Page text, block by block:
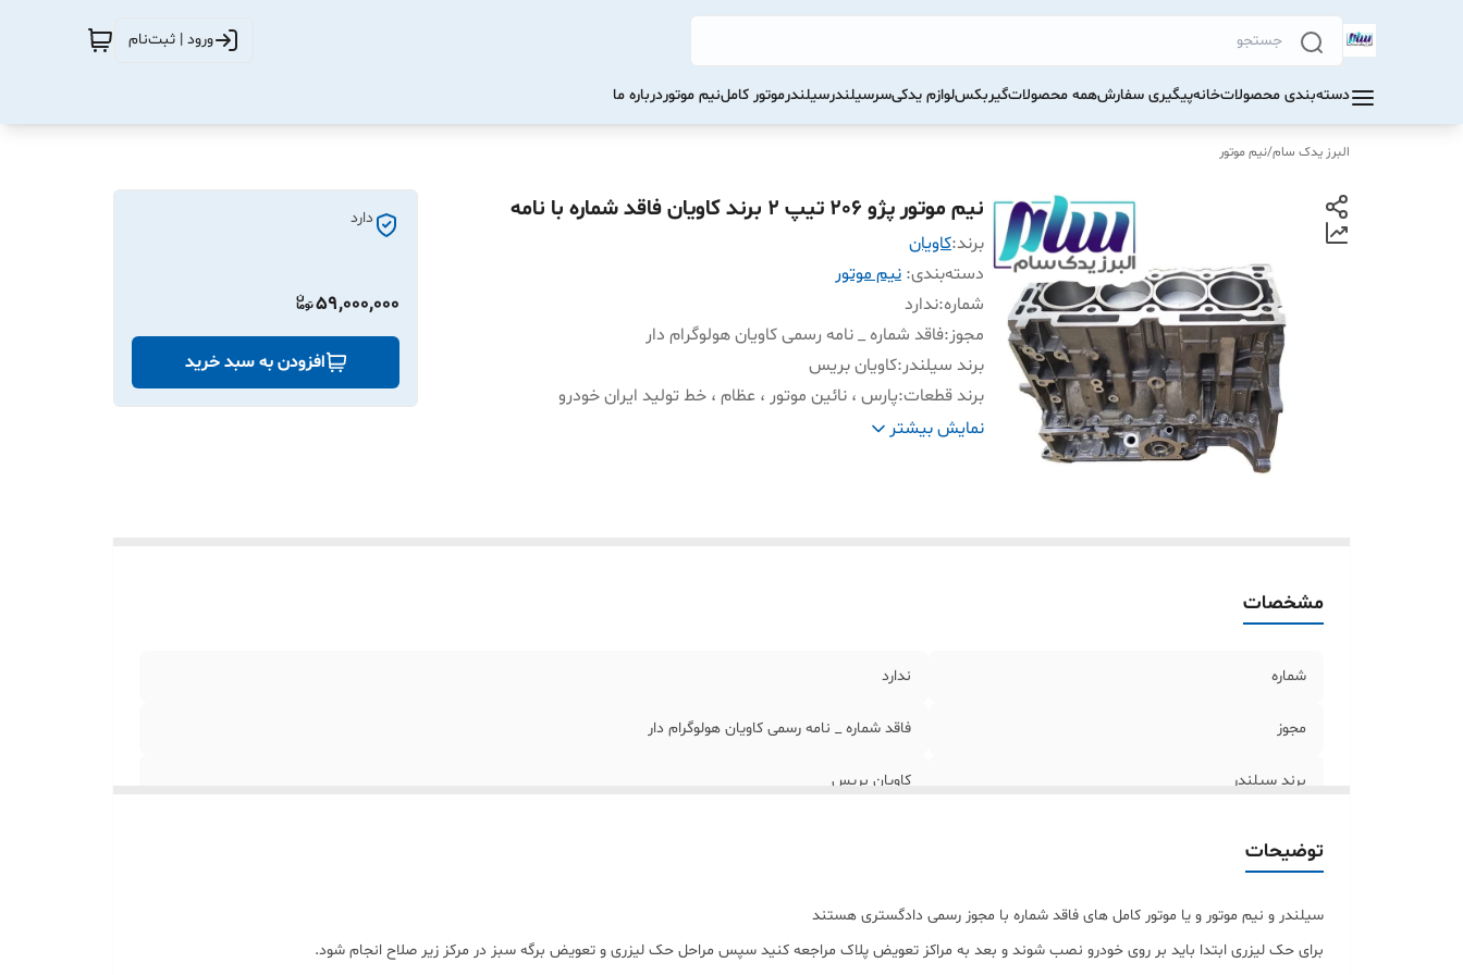
ورود | ثبت‌نام
دسته‌بندی محصولاتخانهپیگیری سفارشهمه محصولاتگیربکسلوازم یدکیسرسیلندرسیلندرموتور کاملنیم موتوردرباره ما
البرز یدک سام/نیم موتور
نیم موتور پژو 206 تیپ 2 برند کاویان فاقد شماره با نامه
برند:کاویان
دسته‌بندی: نیم موتور
شماره:ندارد
مجوز:فاقد شماره _ نامه رسمی کاویان هولوگرام دار
برند سیلندر:کاویان بریس
برند قطعات:پارس ، نائین موتور ، عظام ، خط تولید ایران خودرو
مونتاژ :خط تولید و مونتاژ البرز یدک سامنمایش بیشتر
دارد
59,000,000
افزودن به سبد خرید
مشخصات
شماره ندارد
مجوز فاقد شماره _ نامه رسمی کاویان هولوگرام دار
برند سیلندر کاویان بریس
توضیحات
سیلندر و نیم موتور و یا موتور کامل های فاقد شماره با مجوز رسمی دادگستری هستند
برای حک لیزری ابتدا باید بر روی خودرو نصب شوند و بعد به مراکز تعویض پلاک مراجعه کنید سپس مراحل حک لیزری و تعویض برگه سبز در مرکز زیر صلاح انجام شود.